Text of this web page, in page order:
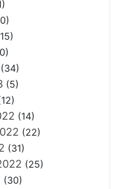
(5)
(14)
(22)
(31)
(25)
(30)